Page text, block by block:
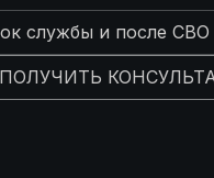
службы и после СВО
ПОЛУЧИТЬ